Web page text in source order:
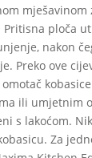
mješavinom
Pritisna ploča
nakon
Preko ove
ili umjetnim
s lakoćom.
Za